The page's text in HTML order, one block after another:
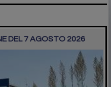
DEL 7 AGOSTO 2026